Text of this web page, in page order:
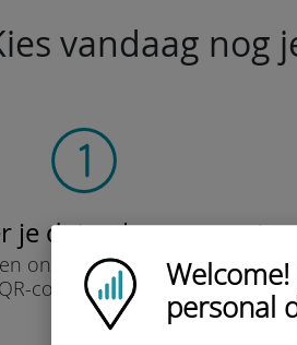
Ubigi logo
personal
vandaag nog
je data-abonnement
en ontvang het per
QR-code via e-mail.
Snel!